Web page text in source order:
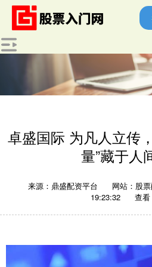
卓盛国际 为凡人立传
量”藏于人
来源：鼎盛配资平台 网站：股
19:23:32
查